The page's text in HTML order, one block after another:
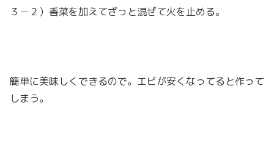
３－２）香菜を加えてざっと混ぜて火を止める。
簡単に美味しくできるので。エビが安くなってると作って
しまう。